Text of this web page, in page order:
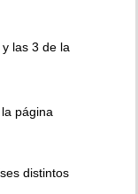
las 3 de la
página
distintos